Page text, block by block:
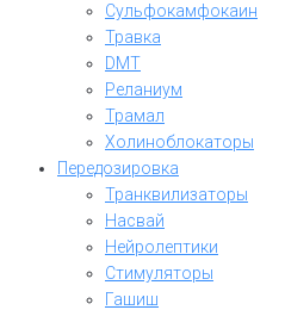
Сульфокамфокаин
Травка
DMT
Реланиум
Трамал
Холиноблокаторы
Передозировка
Транквилизаторы
Насвай
Нейролептики
Стимуляторы
Гашиш